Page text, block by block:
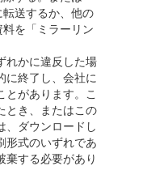
送するか、他の
を「ミラーリン
れかに違反した場
に終了し、会社に
とがあります。こ
とき、またはこの
、ダウンロードし
形式のいずれであ
棄する必要があり